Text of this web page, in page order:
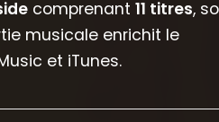
comprenant 11 titres,
musicale enrichit le
et iTunes.